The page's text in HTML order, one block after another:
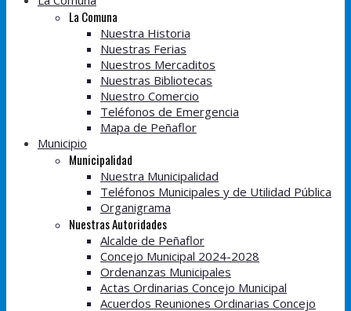
La Comuna
Nuestra Historia
Nuestras Ferias
Nuestros Mercaditos
Nuestras Bibliotecas
Nuestro Comercio
Teléfonos de Emergencia
Mapa de Peñaflor
Municipio
Municipalidad
Nuestra Municipalidad
Teléfonos Municipales y de Utilidad Pública
Organigrama
Nuestras Autoridades
Alcalde de Peñaflor
Concejo Municipal 2024-2028
Ordenanzas Municipales
Actas Ordinarias Concejo Municipal
Acuerdos Reuniones Ordinarias Concejo